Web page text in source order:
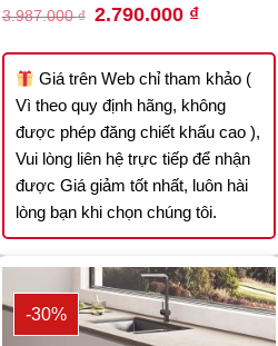
3.987.000₫ Original
price
3.987.000 ₫.
2.790.000 ₫Current
2.790.000 ₫.
Giá trên Web chỉ tham khảo (
Vì theo quy định hãng, không
được phép đăng chiết khấu cao ),
Vui lòng liên hệ trực tiếp để nhận
được Giá giảm tốt nhất, luôn hài
lòng bạn khi chọn chúng tôi.
-30%